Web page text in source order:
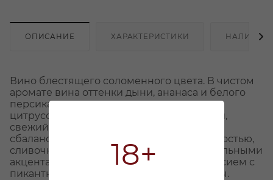
18+
ОПИСАНИЕ ХАРАКТЕРИСТИКИ НАЛИЧИЕ
Вино блестящего соломенного цвета. В чистом
аромате вина оттенки дыни, ананаса и белого
персика гармонично переплетаются с
цитрусовыми нюансами. Вкус вина яркий,
свежий, гармоничный, отлично
сбалансированный, с хрустящей кислотностью,
сливочной текстурой, цитрусово-минеральными
акцентами и соблазнительным послевкусием с
пикантными тонами апельсиновой цедры.